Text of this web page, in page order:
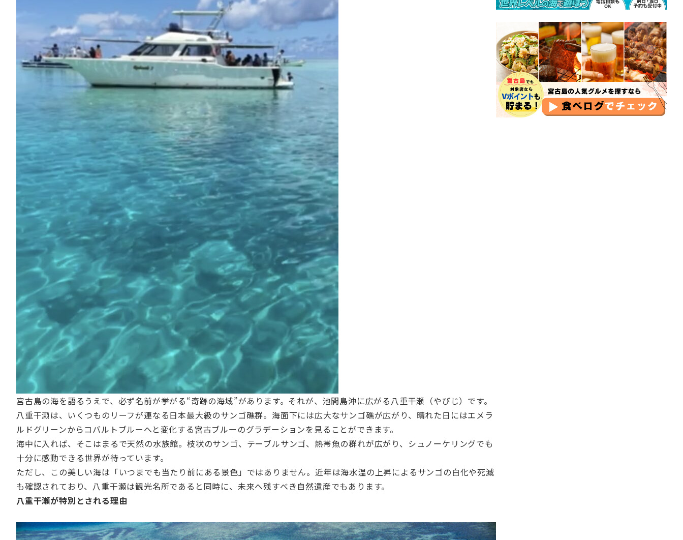
宮古島の海を語るうえで、必ず名前が挙がる“奇跡の海域”があります。それが、池間島沖に広がる八重干瀬（やびじ）です。
八重干瀬は、いくつものリーフが連なる日本最大級のサンゴ礁群。海面下には広大なサンゴ礁が広がり、晴れた日にはエメラ
ルドグリーンからコバルトブルーへと変化する宮古ブルーのグラデーションを見ることができます。
海中に入れば、そこはまるで天然の水族館。枝状のサンゴ、テーブルサンゴ、熱帯魚の群れが広がり、シュノーケリングでも
十分に感動できる世界が待っています。
ただし、この美しい海は「いつまでも当たり前にある景色」ではありません。近年は海水温の上昇によるサンゴの白化や死滅
も確認されており、八重干瀬は観光名所であると同時に、未来へ残すべき自然遺産でもあります。
八重干瀬が特別とされる理由